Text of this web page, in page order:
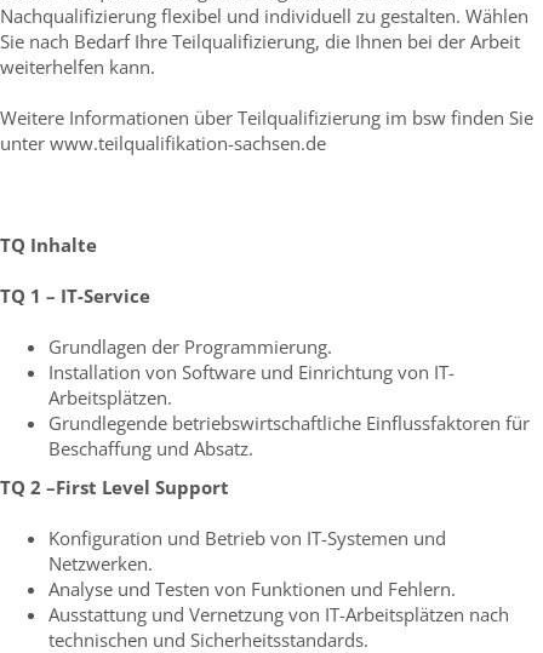
Nachqualifizierung flexibel und individuell zu gestalten. Wählen
Sie nach Bedarf Ihre Teilqualifizierung, die Ihnen bei der Arbeit
weiterhelfen kann.
Weitere Informationen über Teilqualifizierung im bsw finden Sie
unter www.teilqualifikation-sachsen.de
TQ Inhalte
TQ 1 – IT-Service
Grundlagen der Programmierung.
Installation von Software und Einrichtung von IT-
Arbeitsplätzen.
Grundlegende betriebswirtschaftliche Einflussfaktoren für
Beschaffung und Absatz.
TQ 2 –First Level Support
Konfiguration und Betrieb von IT-Systemen und
Netzwerken.
Analyse und Testen von Funktionen und Fehlern.
Ausstattung und Vernetzung von IT-Arbeitsplätzen nach
technischen und Sicherheitsstandards.